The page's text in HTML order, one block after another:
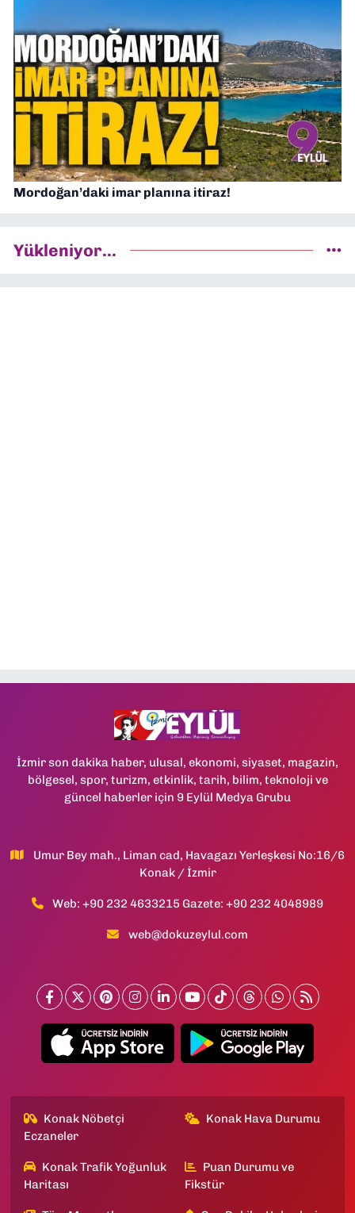
Mordoğan’daki imar planına itiraz!
Yükleniyor...
İzmir son dakika haber, ulusal, ekonomi, siyaset, magazin,
bölgesel, spor, turizm, etkinlik, tarih, bilim, teknoloji ve
güncel haberler için 9 Eylül Medya Grubu
Umur Bey mah., Liman cad, Havagazı Yerleşkesi No:16/6
Konak / İzmir
Web: +90 232 4633215 Gazete: +90 232 4048989
web@dokuzeylul.com
Konak Nöbetçi
Eczaneler
Konak Hava Durumu
Konak Trafik Yoğunluk
Haritası
Puan Durumu ve
Fikstür